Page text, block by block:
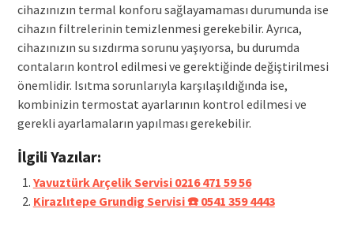
cihazınızın termal konforu sağlayamaması durumunda ise
cihazın filtrelerinin temizlenmesi gerekebilir. Ayrıca,
cihazınızın su sızdırma sorunu yaşıyorsa, bu durumda
contaların kontrol edilmesi ve gerektiğinde değiştirilmesi
önemlidir. Isıtma sorunlarıyla karşılaşıldığında ise,
kombinizin termostat ayarlarının kontrol edilmesi ve
gerekli ayarlamaların yapılması gerekebilir.
İlgili Yazılar:
Yavuztürk Arçelik Servisi 0216 471 59 56
Kirazlıtepe Grundig Servisi ☎️ 0541 359 4443